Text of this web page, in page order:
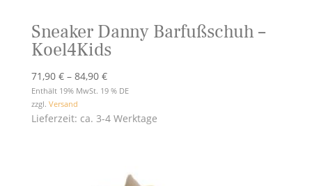
Sneaker Danny Barfußschuh –
Koel4Kids
71,90 € – 84,90 €Preisspanne:
71,90 €
84,90 €
Enthält 19% MwSt. 19 % DE
zzgl. Versand
Lieferzeit: ca. 3-4 Werktage